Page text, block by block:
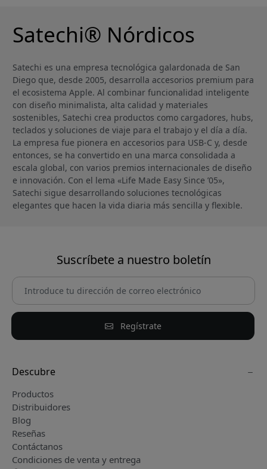
Satechi® Nórdicos
Satechi es una empresa tecnológica galardonada de San
Diego que, desde 2005, desarrolla accesorios premium para
el ecosistema Apple. Al combinar funcionalidad inteligente
con diseño minimalista, alta calidad y materiales
sostenibles, Satechi crea productos como cargadores, hubs,
teclados y soluciones de viaje para el trabajo y el día a día.
La empresa fue pionera en accesorios para USB-C y, desde
entonces, se ha convertido en una marca consolidada a
escala global, con varios premios internacionales de diseño
e innovación. Con el lema «Life Made Easy Since ’05»,
Satechi sigue desarrollando soluciones tecnológicas
elegantes que hacen la vida diaria más sencilla y flexible.
Suscríbete a nuestro boletín
Regístrate
Descubre
Productos
Distribuidores
Blog
Reseñas
Contáctanos
Condiciones de venta y entrega